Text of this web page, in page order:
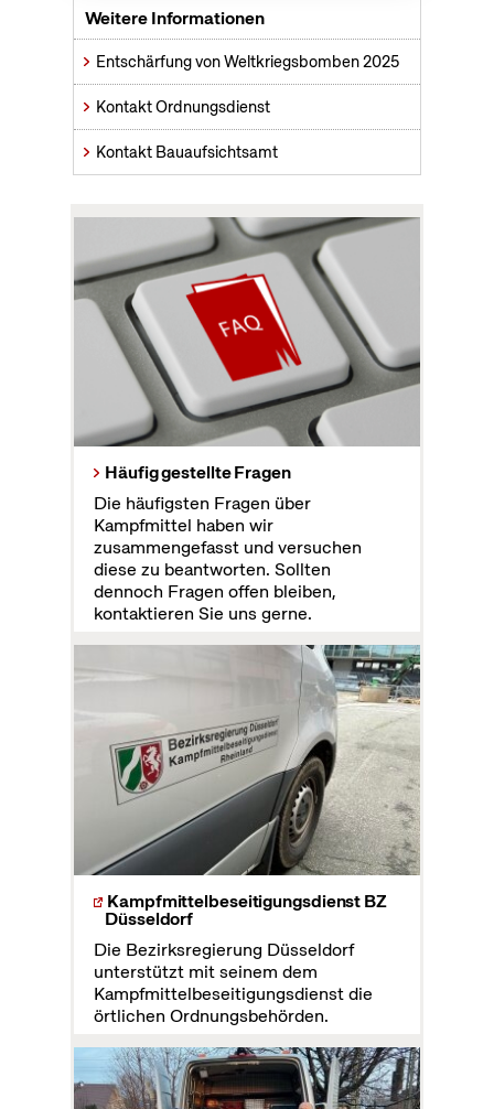
Weitere Informationen
Entschärfung von Weltkriegsbomben 2025
Kontakt Ordnungsdienst
Kontakt Bauaufsichtsamt
Häufig gestellte Fragen
Die häufigsten Fragen über
Kampfmittel haben wir
zusammengefasst und versuchen
diese zu beantworten. Sollten
dennoch Fragen offen bleiben,
kontaktieren Sie uns gerne.
Kampfmittelbeseitigungsdienst BZ
Düsseldorf
Die Bezirksregierung Düsseldorf
unterstützt mit seinem dem
Kampfmittelbeseitigungsdienst die
örtlichen Ordnungsbehörden.